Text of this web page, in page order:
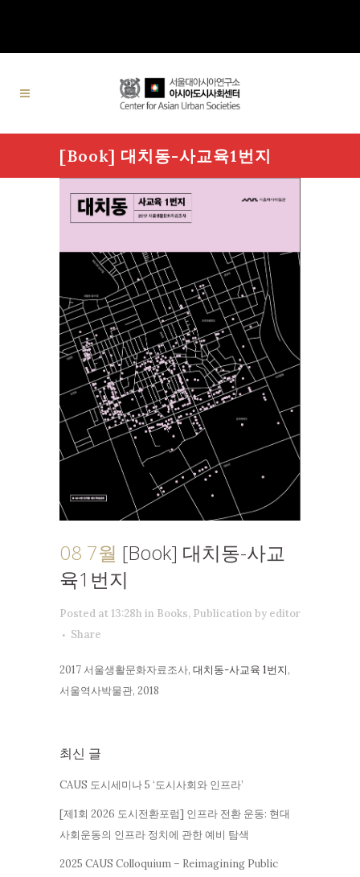
[Book] 대치동-사교육1번지
08 7월 [Book] 대치동-사교
육1번지
Posted at 13:28h in Books, Publication by editor
Share
2017 서울생활문화자료조사, 대치동-사교육 1번지,
서울역사박물관, 2018
최신 글
CAUS 도시세미나 5 ‘도시사회와 인프라’
[제1회 2026 도시전환포럼] 인프라 전환 운동: 현대
사회운동의 인프라 정치에 관한 예비 탐색
2025 CAUS Colloquium – Reimagining Public